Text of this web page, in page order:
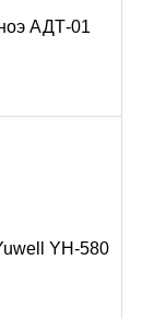
АДТ-01
YH-580